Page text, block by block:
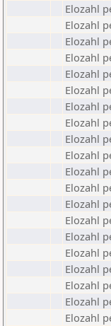
Elozahl
Elozahl
Elozahl
Elozahl
Elozahl
Elozahl
Elozahl
Elozahl
Elozahl
Elozahl
Elozahl
Elozahl
Elozahl
Elozahl
Elozahl
Elozahl
Elozahl
Elozahl
Elozahl
Elozahl